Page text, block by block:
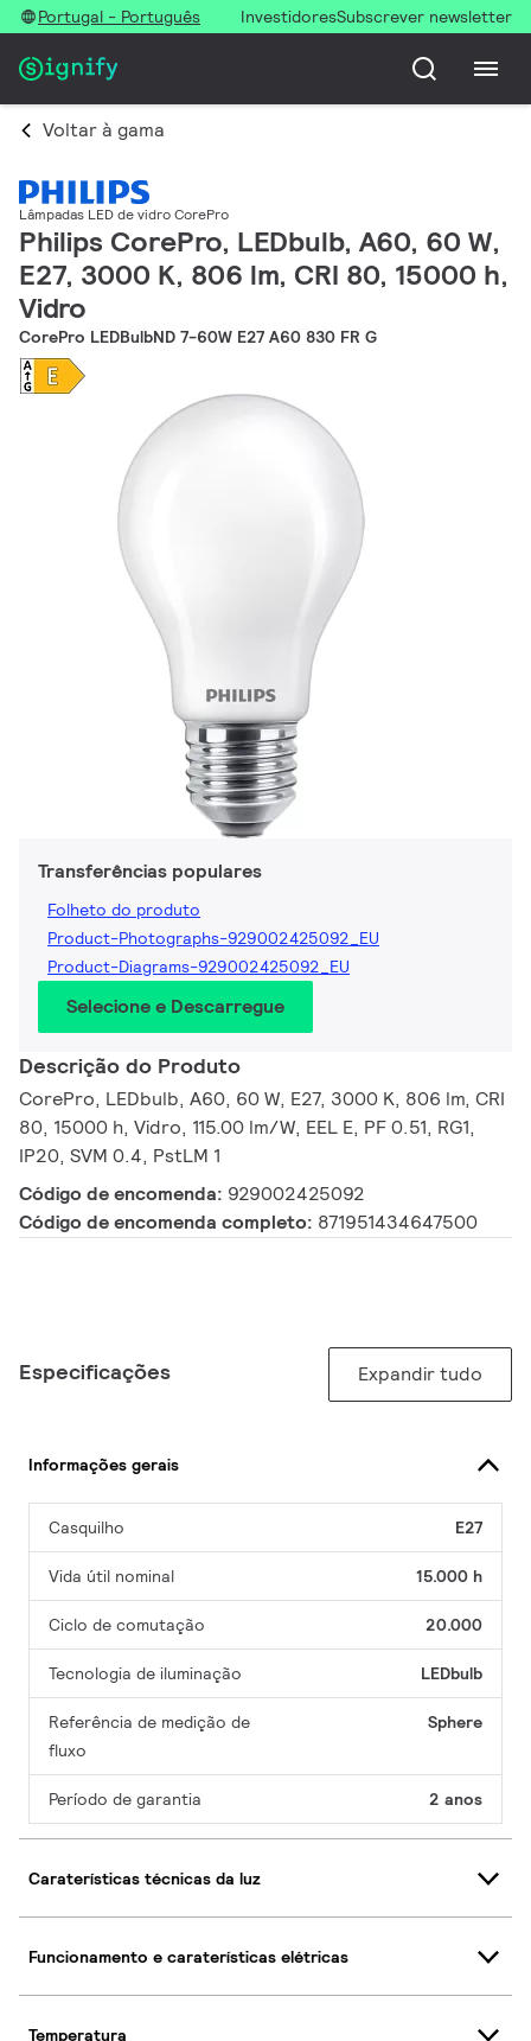
Portugal - Português InvestidoresSubscrever newsletter
Voltar à gama
Lâmpadas LED de vidro CorePro
Philips CorePro, LEDbulb, A60, 60 W,
E27, 3000 K, 806 lm, CRI 80, 15000 h,
Vidro
CorePro LEDBulbND 7-60W E27 A60 830 FR G
Transferências populares
Folheto do produto
Product-Photographs-929002425092_EU
Product-Diagrams-929002425092_EU
Selecione e Descarregue
Descrição do Produto
CorePro, LEDbulb, A60, 60 W, E27, 3000 K, 806 lm, CRI
80, 15000 h, Vidro, 115.00 lm/W, EEL E, PF 0.51, RG1,
IP20, SVM 0.4, PstLM 1
Código de encomenda: 929002425092
Código de encomenda completo: 871951434647500
Especificações Expandir tudo
Informações gerais
Casquilho E27
Vida útil nominal 15.000 h
Ciclo de comutação 20.000
Tecnologia de iluminação LEDbulb
Referência de medição de
fluxo
Sphere
Período de garantia 2 anos
Caraterísticas técnicas da luz
Funcionamento e caraterísticas elétricas
Temperatura